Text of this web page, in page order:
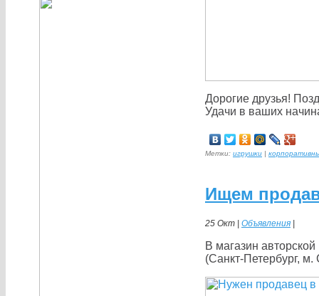
Дорогие друзья!
Удачи в ваших
Метки: игрушки |
Ищем
25 Окт | Объявления |
В магазин
(Санкт-Петербург, м.